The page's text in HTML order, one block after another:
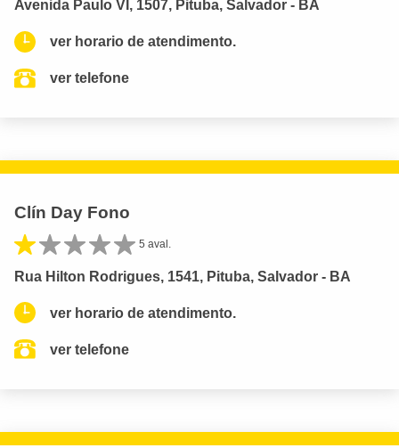
Avenida Paulo VI, 1507, Pituba, Salvador - BA
ver horario de atendimento.
ver telefone
Clín Day Fono
5 aval.
Rua Hilton Rodrigues, 1541, Pituba, Salvador - BA
ver horario de atendimento.
ver telefone